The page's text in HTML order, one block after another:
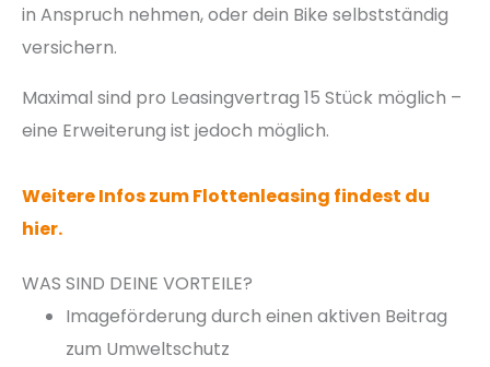
in Anspruch nehmen, oder dein Bike selbstständig
versichern.
Maximal sind pro Leasingvertrag 15 Stück möglich –
eine Erweiterung ist jedoch möglich.
Weitere Infos zum Flottenleasing findest du
hier.
WAS SIND DEINE VORTEILE?
Imageförderung durch einen aktiven Beitrag
zum Umweltschutz